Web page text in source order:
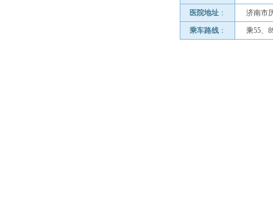
医院地址： 济南市
乘车路线： 乘55、